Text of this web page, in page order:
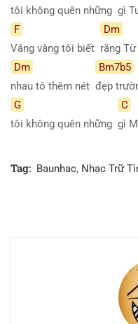
tôi không quên những gì
F
Vâng vâng tôi biết
Dm
rằng Từ
Dm
nhau tô thêm nét
Bm7b5
đẹp
G
tôi không quên những
C
gì
Tag: Baunhac, Nhạc Trữ